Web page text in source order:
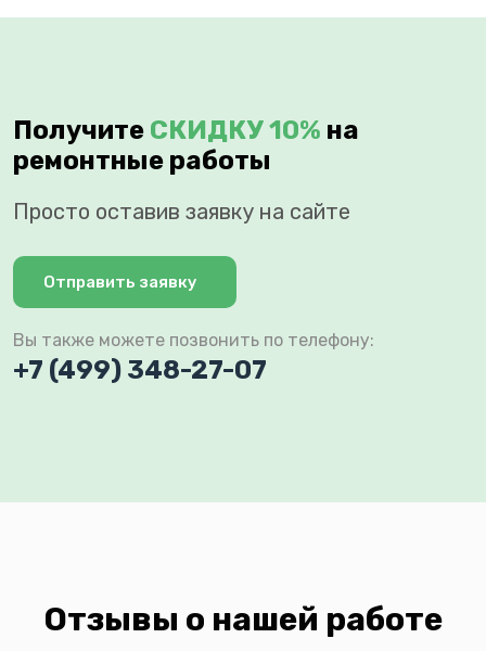
Получите СКИДКУ 10% на
ремонтные работы
Просто оставив заявку на сайте
Отправить заявку
Вы также можете позвонить по телефону:
+7 (499) 348-27-07
Отзывы о нашей работе